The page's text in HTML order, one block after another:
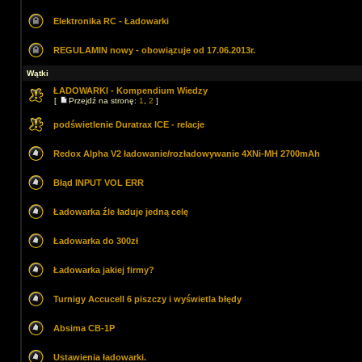
Elektronika RC - Ładowarki
REGULAMIN nowy - obowiązuje od 17.06.2013r.
Wątki
ŁADOWARKI - Kompendium Wiedzy
[ Przejdź na stronę: 1 2 ]
podświetlenie Duratrax ICE - relacje
Redox Alpha V2 ładowanie/rozładowywanie 4XNi-MH 2700mAh
Błąd INPUT VOL ERR
Ładowarka źle ładuje jedną celę
Ładowarka do 300zł
Ładowarka jakiej firmy?
Turnigy Accucell 6 piszczy i wyświetla błędy
Absima CB-1P
Ustawienia ładowarki.